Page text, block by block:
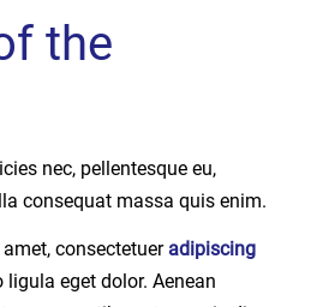
the
nec, pellentesque eu,
consequat massa quis enim.
consectetuer adipiscing
eget dolor. Aenean